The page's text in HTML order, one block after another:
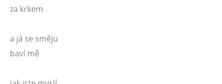
za krkem
a já se směju
baví mě